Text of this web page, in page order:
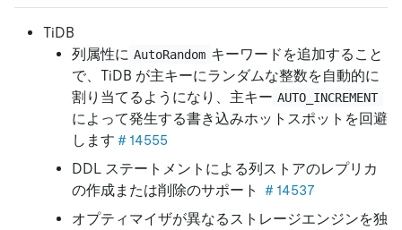
TiDB
列属性に AutoRandom キーワードを追加すること
で、TiDB が主キーにランダムな整数を自動的に
割り当てるようになり、主キー AUTO_INCREMENT
によって発生する書き込みホットスポットを回避
します ＃14555
DDL ステートメントによる列ストアのレプリカ
の作成または削除のサポート ＃14537
オプティマイザが異なるストレージエンジンを独